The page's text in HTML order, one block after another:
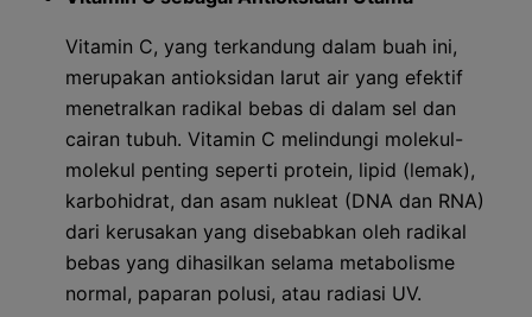
Vitamin C, yang terkandung dalam buah ini,
merupakan antioksidan larut air yang efektif
menetralkan radikal bebas di dalam sel dan
cairan tubuh. Vitamin C melindungi molekul-
molekul penting seperti protein, lipid (lemak),
karbohidrat, dan asam nukleat (DNA dan RNA)
dari kerusakan yang disebabkan oleh radikal
bebas yang dihasilkan selama metabolisme
normal, paparan polusi, atau radiasi UV.